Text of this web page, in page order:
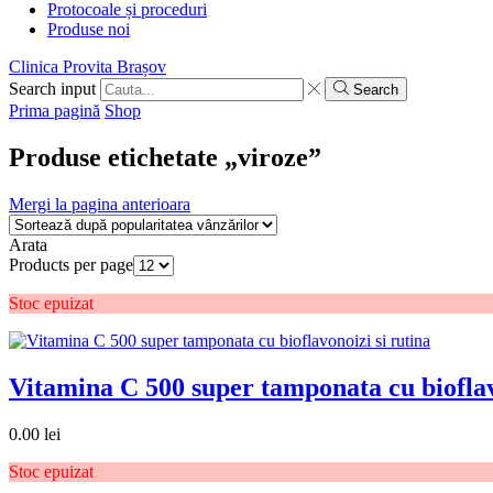
Protocoale și proceduri
Produse noi
Clinica Provita Brașov
Search input
Search
Prima pagină Shop
Produse etichetate „viroze”
Mergi la pagina anterioara
Arata
Products per page
Stoc epuizat
Vitamina C 500 super tamponata cu
0.00 lei
Stoc epuizat